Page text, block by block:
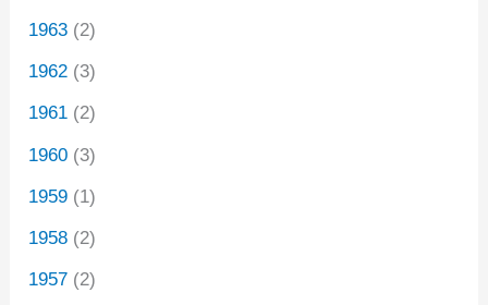
1963 (2)
1962 (3)
1961 (2)
1960 (3)
1959 (1)
1958 (2)
1957 (2)